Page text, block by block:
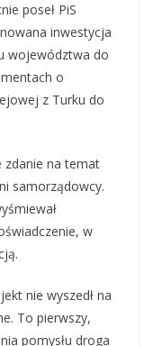
poseł PiS
inwestycja
województwa do
o
z Turku do
zdanie na temat
samorządowcy.
w
nie wyszedł na
To pierwszy,
pomysłu droga